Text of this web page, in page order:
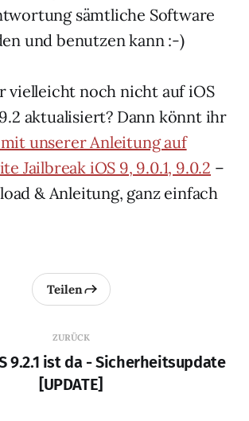
sämtliche Software
und benutzen kann :-)
vielleicht noch nicht auf iOS
aktualisiert? Dann könnt ihr
unserer Anleitung auf
Jailbreak iOS 9, 9.0.1, 9.0.2 –
& Anleitung, ganz einfach
ZURÜCK
9.2.1 ist da - Sicherheitsupdate
[UPDATE]
Teilen